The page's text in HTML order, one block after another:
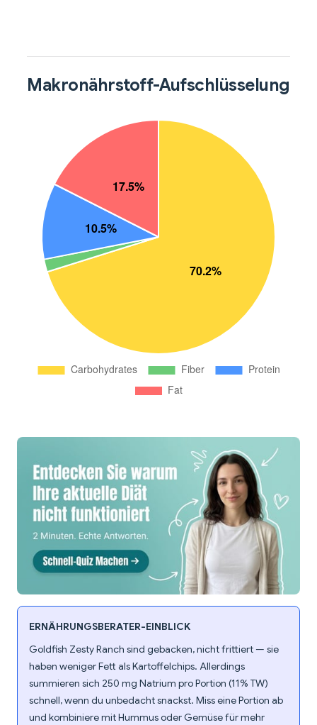
Makronährstoff-Aufschlüsselung
ERNÄHRUNGSBERATER-EINBLICK
Goldfish Zesty Ranch sind gebacken, nicht frittiert — sie
haben weniger Fett als Kartoffelchips. Allerdings
summieren sich 250 mg Natrium pro Portion (11% TW)
schnell, wenn du unbedacht snackst. Miss eine Portion ab
und kombiniere mit Hummus oder Gemüse für mehr